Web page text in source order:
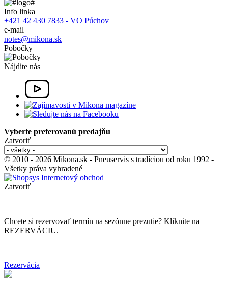
Info linka
+421 42 430 7833 - VO Púchov
e-mail
notes@mikona.sk
Pobočky
Nájdite nás
Vyberte preferovanú predajňu
Zatvoriť
© 2010 - 2026 Mikona.sk - Pneuservis s tradíciou od roku 1992 -
Všetky práva vyhradené
Zatvoriť
Chcete si rezervovať termín na sezónne prezutie? Kliknite na
REZERVÁCIU.
Rezervácia